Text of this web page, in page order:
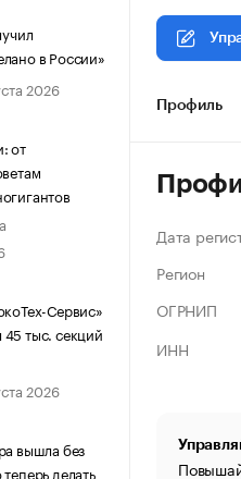
в России»
2026
от
Сервис»
тыс. секций
2026
вышла без
делать
Профиль
Дата
Регион
ОГРНИП
ИНН